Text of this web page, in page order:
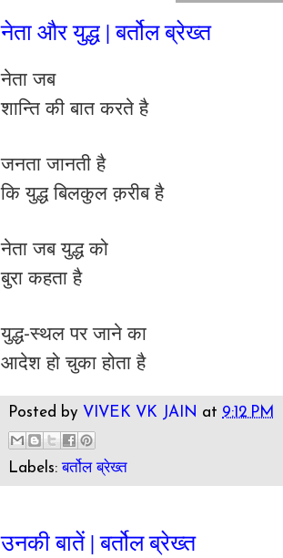
नेता और युद्ध | बर्तोल ब्रेख्त
नेता जब
शान्ति की बात करते है
जनता जानती है
कि युद्ध बिलकुल क़रीब है
नेता जब युद्ध को
बुरा कहता है
युद्ध-स्थल पर जाने का
आदेश हो चुका होता है
Posted by VIVEK VK JAIN at 9:12 PM
Labels:बर्तोल ब्रेख्त
उनकी बातें | बर्तोल ब्रेख्त